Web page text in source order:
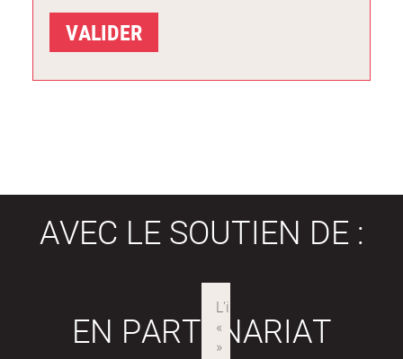
AVEC LE SOUTIEN DE :
EN PARTENARIAT